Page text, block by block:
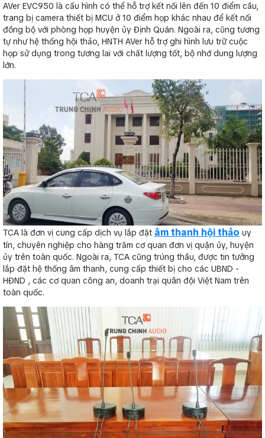
AVer EVC950 là cấu hình có thể hỗ trợ kết nối lên đến 10 điểm cầu,
trang bị camera thiết bị MCU ở 10 điểm họp khác nhau để kết nối
đồng bộ với phòng họp huyện ủy Định Quán. Ngoài ra, cũng tương
tự như hệ thống hội thảo, HNTH AVer hỗ trợ ghi hình lưu trữ cuộc
họp sử dụng trong tương lai với chất lượng tốt, bộ nhớ dung lượng
lớn.
TCA là đơn vị cung cấp dịch vụ lắp đặt âm thanh hội thảo uy
tín, chuyên nghiệp cho hàng trăm cơ quan đơn vị quận ủy, huyện
ủy trên toàn quốc. Ngoài ra, TCA cũng trúng thầu, được tin tưởng
lắp đặt hệ thống âm thanh, cung cấp thiết bị cho các UBND -
HĐND , các cơ quan công an, doanh trại quân đội Việt Nam trên
toàn quốc.